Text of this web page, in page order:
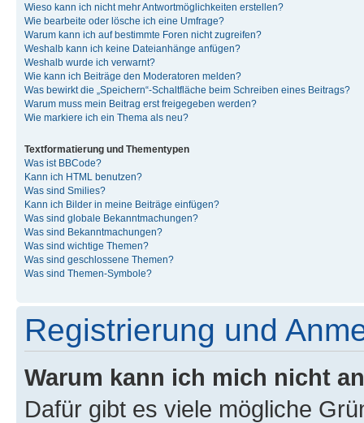
Wieso kann ich nicht mehr Antwortmöglichkeiten erstellen?
Wie bearbeite oder lösche ich eine Umfrage?
Warum kann ich auf bestimmte Foren nicht zugreifen?
Weshalb kann ich keine Dateianhänge anfügen?
Weshalb wurde ich verwarnt?
Wie kann ich Beiträge den Moderatoren melden?
Was bewirkt die „Speichern“-Schaltfläche beim Schreiben eines Beitrags?
Warum muss mein Beitrag erst freigegeben werden?
Wie markiere ich ein Thema als neu?
Textformatierung und Thementypen
Was ist BBCode?
Kann ich HTML benutzen?
Was sind Smilies?
Kann ich Bilder in meine Beiträge einfügen?
Was sind globale Bekanntmachungen?
Was sind Bekanntmachungen?
Was sind wichtige Themen?
Was sind geschlossene Themen?
Was sind Themen-Symbole?
Registrierung und
Warum kann ich mich nicht
Dafür gibt es viele mögliche